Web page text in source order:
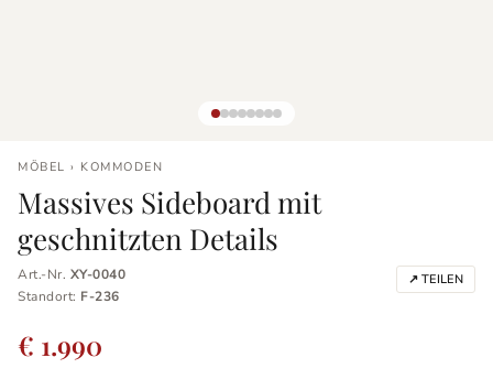
MÖBEL › KOMMODEN
Massives Sideboard mit
geschnitzten Details
Art.-Nr. XY-0040
Standort: F-236
↗ TEILEN
€ 1.990